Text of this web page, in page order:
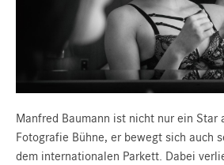
Manfred Baumann ist nicht nur ein Star
Fotografie Bühne, er bewegt sich auch
dem internationalen Parkett. Dabei